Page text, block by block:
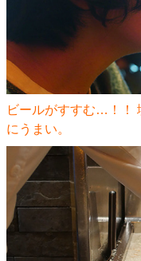
ビールがすすむ…！！
にうまい。